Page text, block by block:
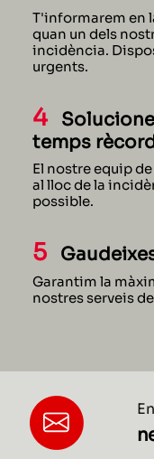
T'informarem en
quan un dels
incidència.
urgents.
4
temps
El nostre equip
al lloc de la
possible.
5
Garantim la
nostres serveis